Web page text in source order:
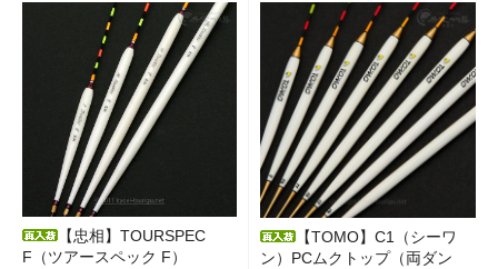
【忠相】TOURSPEC
F（ツアースペック F）
【TOMO】C1（シーワ
ン）PCムクトップ（両ダン